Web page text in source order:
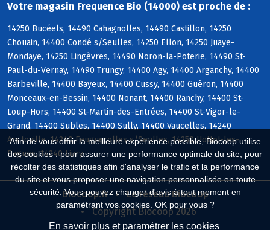
Afin de vous offrir la meilleure expérience possible, Biocoop utilise
des cookies : pour assurer une performance optimale du site, pour
récolter des statistiques afin d'analyser le trafic et la performance
du site et vous proposer une navigation personnalisée en toute
sécurité. Vous pouvez changer d'avis à tout moment en
paramétrant vos cookies. OK pour vous ?
En savoir plus et paramétrer les cookies
Votre magasin Frequence Bio (14000) est proche de :
14250 Bucéels, 14490 Cahagnolles, 14490 Castillon, 14250
Chouain, 14400 Condé s/Seulles, 14250 Ellon, 14250 Juaye-
Mondaye, 14250 Lingèvres, 14490 Noron-la-Poterie, 14490 St-
Paul-du-Vernay, 14490 Trungy, 14400 Agy, 14400 Arganchy, 14400
Barbeville, 14400 Bayeux, 14400 Cussy, 14400 Guéron, 14400
Monceaux-en-Bessin, 14400 Nonant, 14400 Ranchy, 14400 St-
Loup-Hors, 14400 St-Martin-des-Entrées, 14400 St-Vigor-le-
Grand, 14400 Subles, 14400 Sully, 14400 Vaucelles, 14240
Anctoville, 14240 Feuguerolles s/Seulles, 14250 Hottot-les-
Bagues, 14240 Livry
Biocoop.fr
Le réseau Biocoop
Copyright Biocoop 2026